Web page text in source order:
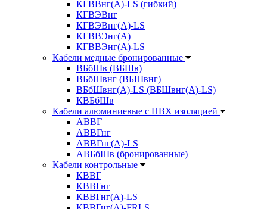
КГВВнг(А)-LS (гибкий)
КГВЭВнг
КГВЭВнг(А)-LS
КГВВЭнг(А)
КГВВЭнг(А)-LS
Кабели медные бронированные
ВБбШв (ВБШв)
ВБбШвнг (ВБШвнг)
ВБбШвнг(А)-LS (ВБШвнг(А)-LS)
КВБбШв
Кабели алюминиевые с ПВХ изоляцией
АВВГ
АВВГнг
АВВГнг(А)-LS
АВБбШв (бронированные)
Кабели контрольные
КВВГ
КВВГнг
КВВГнг(А)-LS